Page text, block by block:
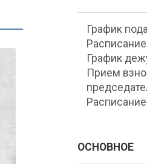
График
График
Прием
ОСНОВНОЕ